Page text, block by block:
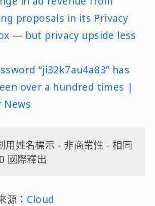
proposals in its Privacy
— but privacy upside less
“ji32k7au4a83” has
over a hundred times |
News
用姓名標示 - 非商業性 - 相同
國際釋出
源： Cloud